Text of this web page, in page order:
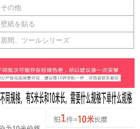
その他
壁紙を貼る
居間、ツールシリーズ